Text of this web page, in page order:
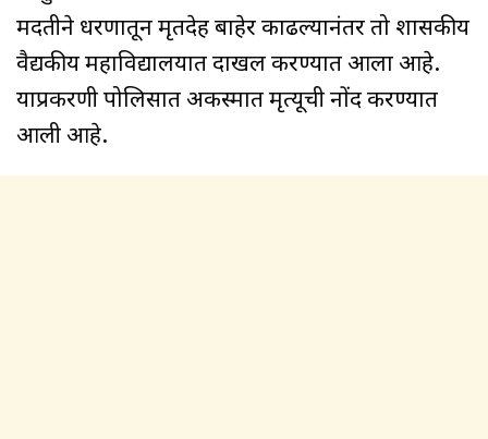
मदतीने धरणातून मृतदेह बाहेर काढल्यानंतर तो शासकीय
वैद्यकीय महाविद्यालयात दाखल करण्यात आला आहे.
याप्रकरणी पोलिसात अकस्मात मृत्यूची नोंद करण्यात
आली आहे.